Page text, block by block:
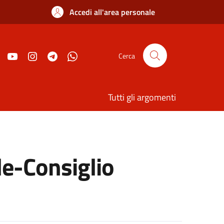
Accedi all'area personale
Cerca
Tutti gli argomenti
Consiglio